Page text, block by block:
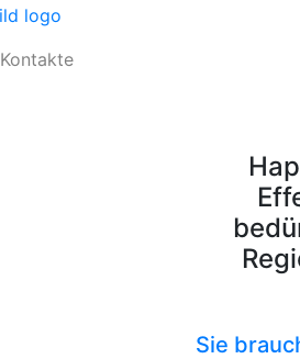
Kontakte
Sie